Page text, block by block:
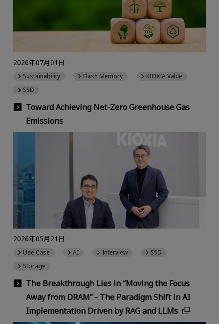
Toward Achieving Net-Zero Greenhouse Gas
Emissions
2026年07月01日
Sustainability Flash Memory
KIOXIA Value
SSD
The Breakthrough Lies in “Moving the Focus
Away from DRAM” - The Paradigm Shift in AI
Implementation Driven by RAG and LLMs
2026年05月21日
Use Case AI Interview
SSD
Storage